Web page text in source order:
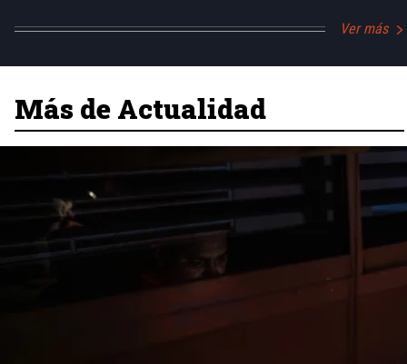
Ver más
Más de Actualidad